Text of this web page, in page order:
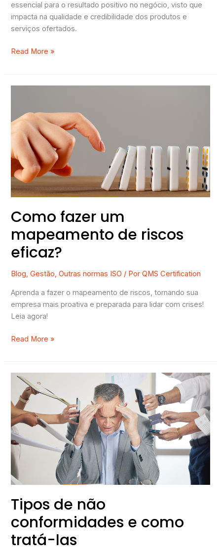
essencial para o resultado positivo no negócio, visto que
impacta na qualidade e credibilidade dos produtos e
serviços ofertados.
Read More »
Como fazer um
mapeamento de riscos
eficaz?
Blog,Gestão,Outras normas ISO / PorQMS Certification
Aprenda a fazer o mapeamento de riscos, tornando sua
empresa mais proativa e preparada para lidar com crises!
Leia agora!
um
mapeamento
de
riscos
eficaz?
Read More »
Tipos de não
conformidades e como
tratá-las
Tipos
não
conformidades
e
como
tratá-
las